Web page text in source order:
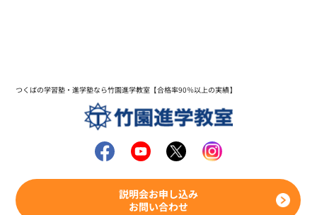
つくばの学習塾・進学塾なら竹園進学教室【合格率90％以上の実績】
説明会お申し込み
お問い合わせ